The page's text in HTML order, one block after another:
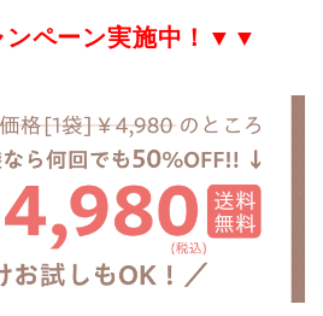
ンペーン実施中！▼▼